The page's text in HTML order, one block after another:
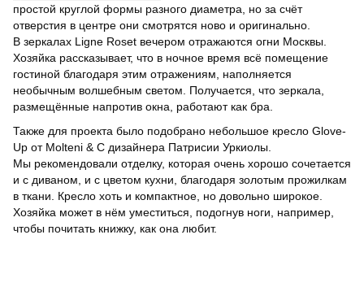
простой круглой формы разного диаметра, но за счёт
отверстия в центре они смотрятся ново и оригинально.
В зеркалах Ligne Roset вечером отражаются огни Москвы.
Хозяйка рассказывает, что в ночное время всё помещение
гостиной благодаря этим отражениям, наполняется
необычным волшебным светом. Получается, что зеркала,
размещённые напротив окна, работают как бра.
Также для проекта было подобрано небольшое кресло Glove-
Up от Molteni & C дизайнера Патрисии Уркиолы.
Мы рекомендовали отделку, которая очень хорошо сочетается
и с диваном, и с цветом кухни, благодаря золотым прожилкам
в ткани. Кресло хоть и компактное, но довольно широкое.
Хозяйка может в нём уместиться, подогнув ноги, например,
чтобы почитать книжку, как она любит.